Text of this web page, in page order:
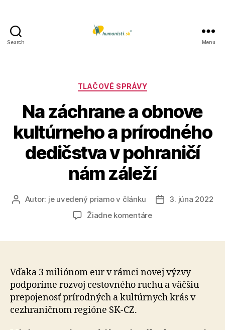
Search Menu
Kategórie
TLAČOVÉ SPRÁVY
Na záchrane a obnove
kultúrneho a prírodného
dedičstva v pohraničí
nám záleží
AutorAutor: je uvedený priamo v článku
Dátum
3. júna 2022
Žiadne komentárena
kultúrneho
a
prírodného
dedičstva
Vďaka 3 miliónom eur v rámci novej výzvy
podporíme rozvoj cestovného ruchu a väčšiu
prepojenosť prírodných a kultúrnych krás v
cezhraničnom regióne SK-CZ.